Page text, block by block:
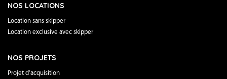
NOS LOCATIONS
Location sans skipper
Location exclusive avec skipper
NOS PROJETS
Projet d’acquisition